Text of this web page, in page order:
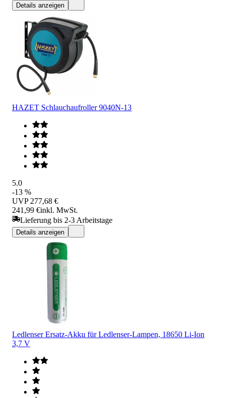
Details anzeigen
HAZET Schlauchaufroller 9040N-13
5.0
-13 %
UVP 277,68 €
241,99 €inkl. MwSt.
Lieferung bis 2-3 Arbeitstage
Details anzeigen
Ledlenser Ersatz-Akku für Ledlenser-Lampen, 18650 Li-Ion
3,7 V